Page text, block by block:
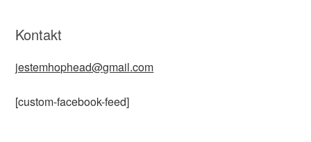
Kontakt
jestemhophead@gmail.com
[custom-facebook-feed]